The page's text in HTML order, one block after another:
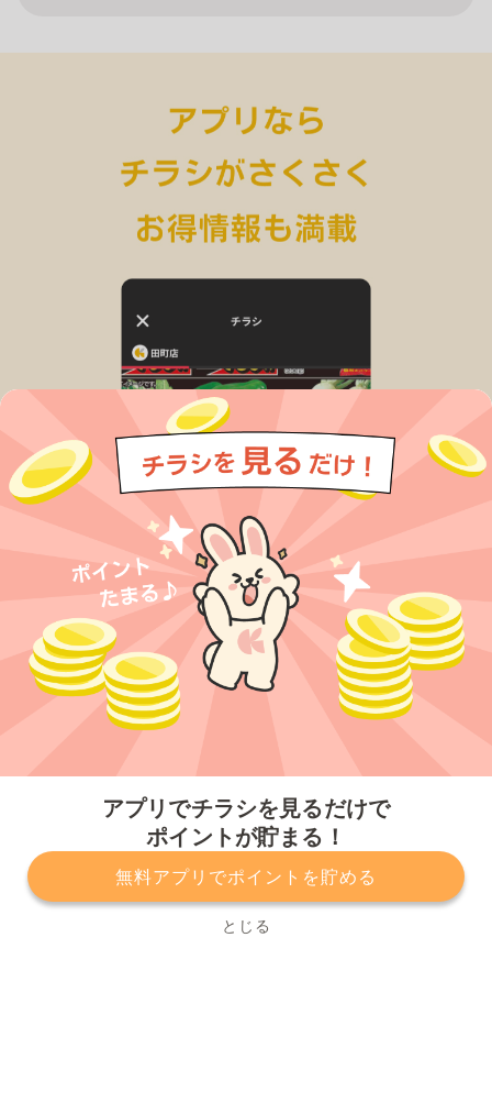
アプリでチラシを見るだけで
ポイントが貯まる！
無料アプリでポイントを貯める
とじる
プライバシーポリシー 利用規約
運営会社
サービスに関してのお問い合わせ